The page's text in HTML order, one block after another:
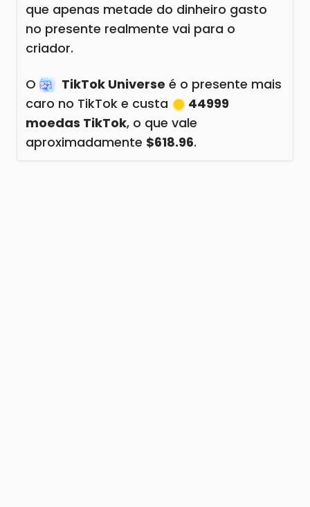
que apenas metade do dinheiro gasto
no presente realmente vai para o
criador.
O TikTok Universe é o presente mais
caro no TikTok e custa
44999
moedas TikTok, o que vale
aproximadamente $618.96.